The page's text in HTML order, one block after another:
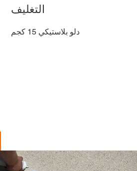
التغليف
دلو بلاستيكي 15 كجم